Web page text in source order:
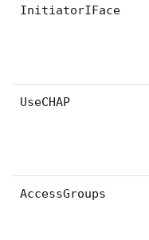
InitiatorIFace
UseCHAP
AccessGroups